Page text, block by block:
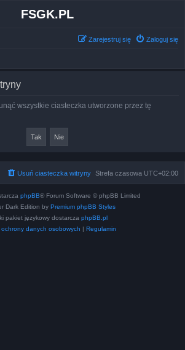
FSGK.PL
Zaloguj się
Zarejestruj się
wszystkie ciasteczka utworzone przez tę
Strefa czasowa UTC+02:00
Usuń ciasteczka witryny
phpBB® Forum Software © phpBB Limited
Dark Edition by Premium phpBB Styles
pakiet językowy dostarcza phpBB.pl
danych osobowych | Regulamin